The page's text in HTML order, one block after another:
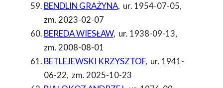
BENDLIN GRAŻYNA, ur. 1954-07-05,
zm. 2023-02-07
BEREDA WIESŁAW, ur. 1938-09-13,
zm. 2008-08-01
BETLEJEWSKI KRZYSZTOF, ur. 1941-
06-22, zm. 2025-10-23